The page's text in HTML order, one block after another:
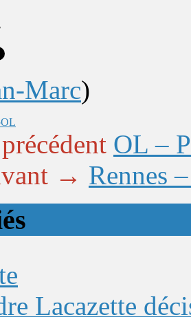
Marc)
OL
OL –
→ Rennes
Lacazette